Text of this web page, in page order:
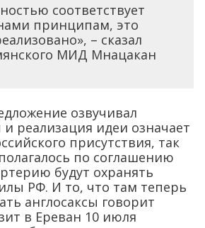
соответствует
принципам, это
– сказал
МИД Мнацакан
озвучивал
реализация идеи означает
присутствия, так
по соглашению
будут охранять
РФ. И то, что там теперь
англосаксы говорит
в Ереван 10 июля